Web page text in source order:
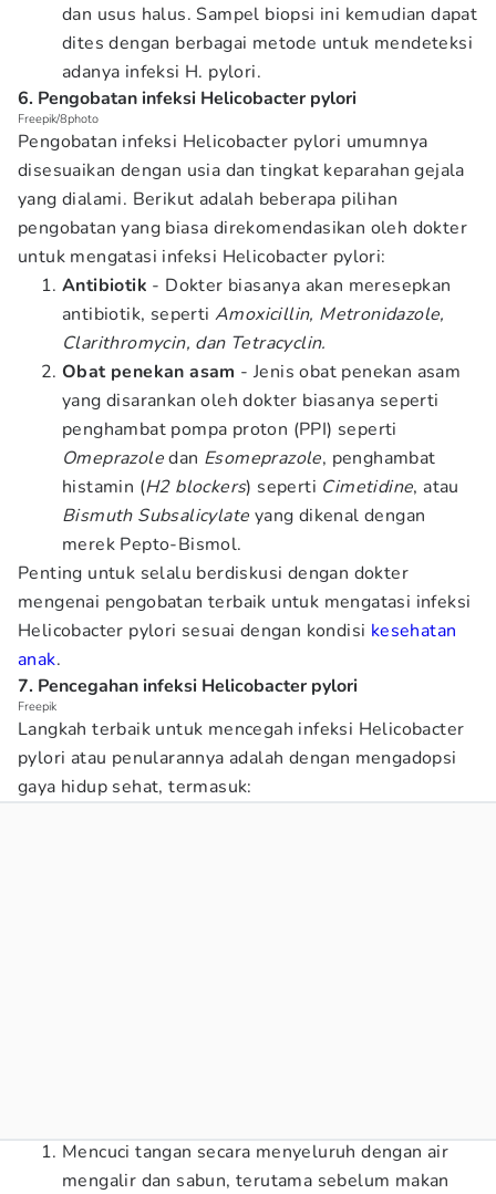
dan usus halus. Sampel biopsi ini kemudian dapat
dites dengan berbagai metode untuk mendeteksi
adanya infeksi H. pylori.
6. Pengobatan infeksi Helicobacter pylori
Freepik/8photo
Pengobatan infeksi Helicobacter pylori umumnya
disesuaikan dengan usia dan tingkat keparahan gejala
yang dialami. Berikut adalah beberapa pilihan
pengobatan yang biasa direkomendasikan oleh dokter
untuk mengatasi infeksi Helicobacter pylori:
Antibiotik - Dokter biasanya akan meresepkan
antibiotik, seperti Amoxicillin, Metronidazole,
Clarithromycin, dan Tetracyclin.
Obat penekan asam - Jenis obat penekan asam
yang disarankan oleh dokter biasanya seperti
penghambat pompa proton (PPI) seperti
Omeprazoledan Esomeprazole, penghambat
histamin (H2 blockers) seperti Cimetidine, atau
Bismuth Subsalicylate yang dikenal dengan
merek Pepto-Bismol.
Penting untuk selalu berdiskusi dengan dokter
mengenai pengobatan terbaik untuk mengatasi infeksi
Helicobacter pylori sesuai dengan kondisi kesehatan
anak.
7. Pencegahan infeksi Helicobacter pylori
Freepik
Langkah terbaik untuk mencegah infeksi Helicobacter
pylori atau penularannya adalah dengan mengadopsi
gaya hidup sehat, termasuk:
Mencuci tangan secara menyeluruh dengan air
mengalir dan sabun, terutama sebelum makan